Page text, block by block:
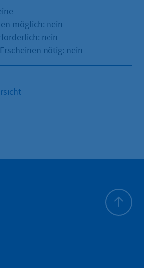
möglich: nein
nein
nötig: nein